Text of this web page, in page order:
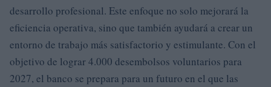
desarrollo profesional. Este enfoque no solo mejorará la
eficiencia operativa, sino que también ayudará a crear un
entorno de trabajo más satisfactorio y estimulante. Con el
objetivo de lograr 4.000 desembolsos voluntarios para
2027, el banco se prepara para un futuro en el que las